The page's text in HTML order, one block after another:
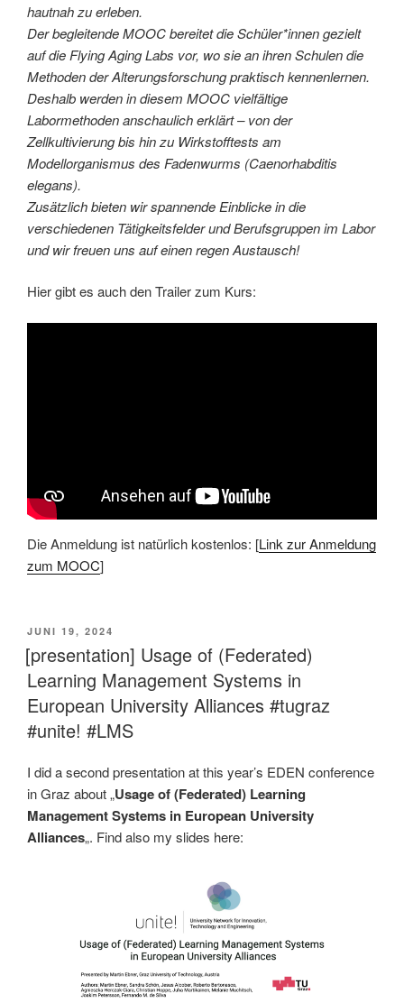
hautnah zu erleben.
Der begleitende MOOC bereitet die Schüler*innen gezielt
auf die Flying Aging Labs vor, wo sie an ihren Schulen die
Methoden der Alterungsforschung praktisch kennenlernen.
Deshalb werden in diesem MOOC vielfältige
Labormethoden anschaulich erklärt – von der
Zellkultivierung bis hin zu Wirkstofftests am
Modellorganismus des Fadenwurms (Caenorhabditis
elegans).
Zusätzlich bieten wir spannende Einblicke in die
verschiedenen Tätigkeitsfelder und Berufsgruppen im Labor
und wir freuen uns auf einen regen Austausch!
Hier gibt es auch den Trailer zum Kurs:
Die Anmeldung ist natürlich kostenlos: [Link zur Anmeldung
zum MOOC]
VERÖFFENTLICHT
AM
JUNI 19, 2024
[presentation] Usage of (Federated)
Learning Management Systems in
European University Alliances #tugraz
#unite! #LMS
I did a second presentation at this year’s EDEN conference
in Graz about „Usage of (Federated) Learning
Management Systems in European University
Alliances„. Find also my slides here: